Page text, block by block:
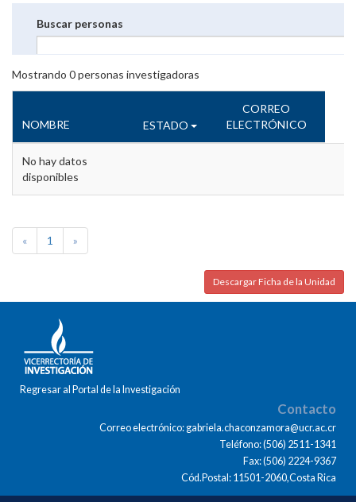
Buscar personas
Mostrando 0personas investigadoras
NOMBRE ESTADO
CORREO
ELECTRÓNICO
No hay datos
disponibles
« 1 »
Descargar Ficha de la Unidad
Regresar al Portal de la Investigación
Contacto
Correo electrónico: gabriela.chaconzamora@ucr.ac.cr
Teléfono: (506) 2511-1341
Fax: (506) 2224-9367
Cód.Postal: 11501-2060,Costa Rica